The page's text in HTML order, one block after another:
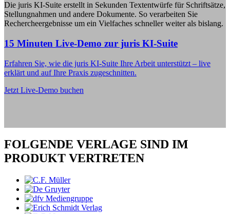
Die juris KI-Suite erstellt in Sekunden Textentwürfe für Schriftsätze,
Stellungnahmen und andere Dokumente. So verarbeiten Sie
Rechercheergebnisse um ein Vielfaches schneller weiter als bislang.
15 Minuten Live-Demo zur juris KI-Suite
Erfahren Sie, wie die juris KI-Suite Ihre Arbeit unterstützt – live
erklärt und auf Ihre Praxis zugeschnitten.
Jetzt Live-Demo buchen
FOLGENDE VERLAGE SIND IM
PRODUKT VERTRETEN